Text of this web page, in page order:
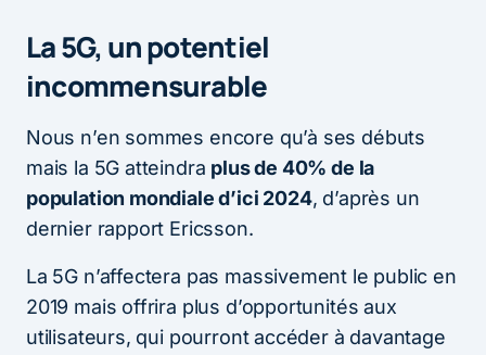
La 5G, un potentiel
incommensurable
Nous n’en sommes encore qu’à ses débuts
mais la 5G atteindra plus de 40% de la
population mondiale d’ici 2024, d’après un
dernier rapport Ericsson.
La 5G n’affectera pas massivement le public en
2019 mais offrira plus d’opportunités aux
utilisateurs, qui pourront accéder à davantage